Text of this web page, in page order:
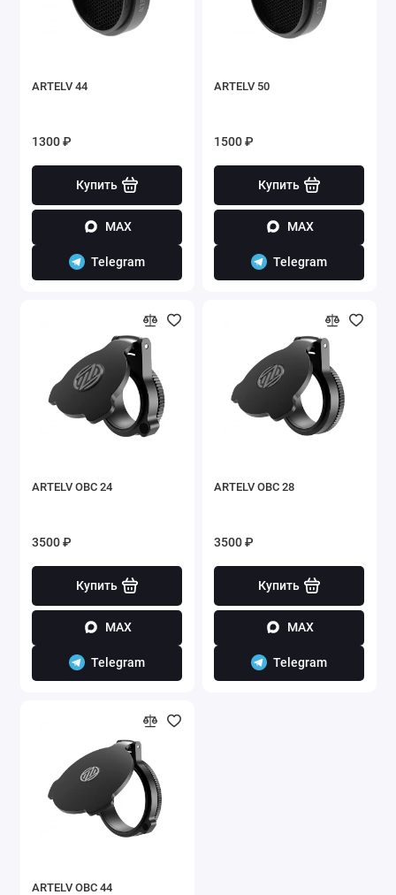
ARTELV 44
1300 ₽
Купить
MAX
Telegram
ARTELV 50
1500 ₽
Купить
MAX
Telegram
ARTELV OBC 24
3500 ₽
Купить
MAX
Telegram
ARTELV OBC 28
3500 ₽
Купить
MAX
Telegram
ARTELV OBC 44